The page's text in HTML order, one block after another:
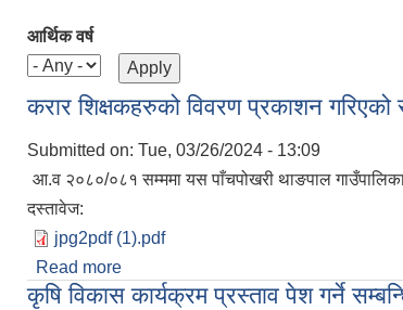
आर्थिक वर्ष
करार शिक्षकहरुको विवरण प्रकाशन गरिएको
Submitted on: Tue, 03/26/2024 - 13:09
आ.व २०८०/०८१ सम्ममा यस पाँचपोखरी थाङपाल
दस्तावेज:
jpg2pdf (1).pdf
Read more
कृषि विकास कार्यक्रम प्रस्ताव पेश गर्ने